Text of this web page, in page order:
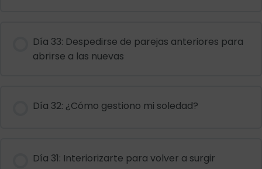
Día 33: Despedirse de parejas anteriores para
abrirse a las nuevas
Día 32: ¿Cómo gestiono mi soledad?
Día 31: Interiorizarte para volver a surgir